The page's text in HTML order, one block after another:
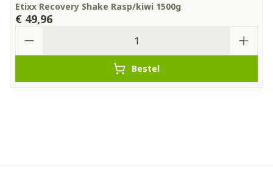
Etixx Recovery Shake Rasp/kiwi 1500g
€ 49,96
Bestel